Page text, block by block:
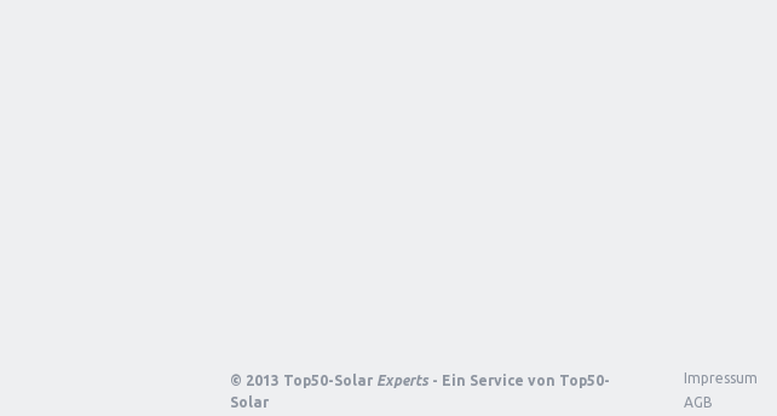
© 2013 Top50-Solar Experts - Ein Service von Top50-
Solar
Impressum
AGB